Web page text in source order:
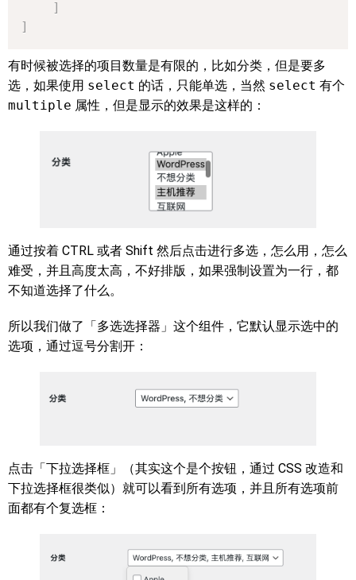
]
]
有时候被选择的项目数量是有限的，比如分类，但是要多
选，如果使用 select 的话，只能单选，当然 select 有个
multiple 属性，但是显示的效果是这样的：
通过按着 CTRL 或者 Shift 然后点击进行多选，怎么用，怎么
难受，并且高度太高，不好排版，如果强制设置为一行，都
不知道选择了什么。
所以我们做了「多选选择器」这个组件，它默认显示选中的
选项，通过逗号分割开：
点击「下拉选择框」（其实这个是个按钮，通过 CSS 改造和
下拉选择框很类似）就可以看到所有选项，并且所有选项前
面都有个复选框：